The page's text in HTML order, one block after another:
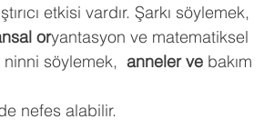
etkisi vardır. Şarkı söylemek,
oryantasyon ve matematiksel
söylemek, anneler ve bakım
nefes alabilir.